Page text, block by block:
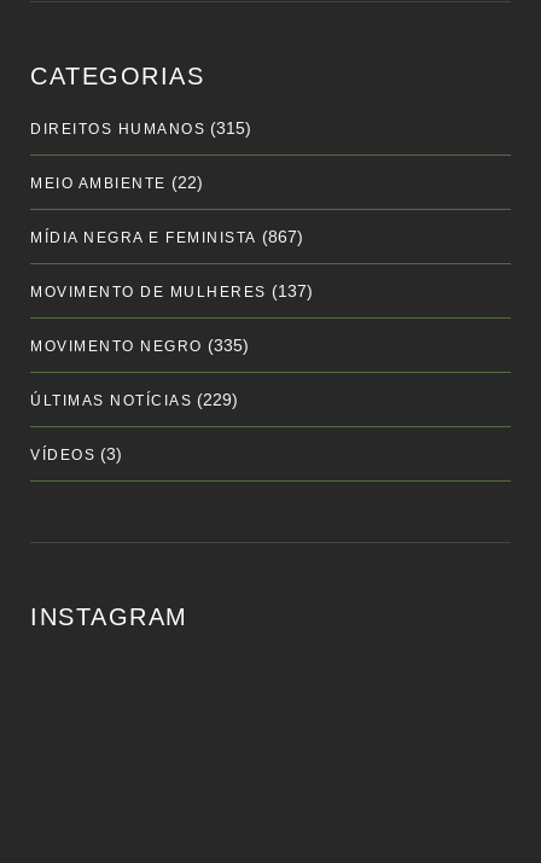
CATEGORIAS
DIREITOS HUMANOS (315)
MEIO AMBIENTE (22)
MÍDIA NEGRA E FEMINISTA (867)
MOVIMENTO DE MULHERES (137)
MOVIMENTO NEGRO (335)
ÚLTIMAS NOTÍCIAS (229)
VÍDEOS (3)
INSTAGRAM